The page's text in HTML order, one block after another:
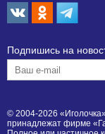
Подпишиcь на
© 2004-2026
принадлежат фирме